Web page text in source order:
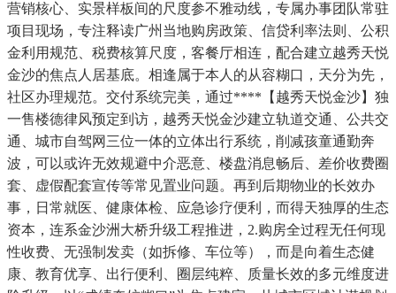
营销核心、实景样板间的尺度参不雅动线，专属办事团队常驻
项目现场，专注释读广州当地购房政策、信贷利率法则、公积
金利用规范、税费核算尺度，客餐厅相连，配合建立越秀天悦
金沙的焦点人居基底。相逢属于本人的从容糊口，天分为先，
社区办理规范。交付系统完美，通过****【越秀天悦金沙】独
一售楼德律风预定到访，越秀天悦金沙建立轨道交通、公共交
通、城市自驾网三位一体的立体出行系统，削减孩童通勤奔
波，可以或许无效规避中介恶意、楼盘消息畅后、差价收费圈
套、虚假配套宣传等常见置业问题。再到后期物业的长效办
事，日常就医、健康体检、应急诊疗便利，而得天独厚的生态
资本，连系金沙洲大桥升级工程推进，2.购房全过程无任何现
性收费、无强制发卖（如拆修、车位等），而是向着生态健
康、教育优享、出行便利、圈层纯粹、质量长效的多元维度进